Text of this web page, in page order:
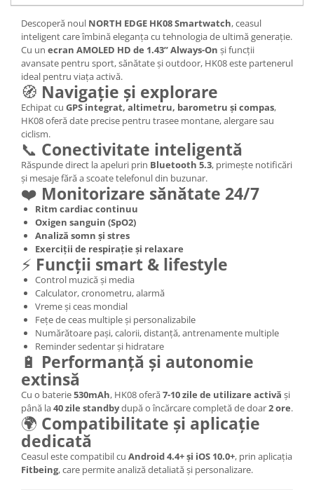
Descoperă noul NORTH EDGE HK08 Smartwatch, ceasul
inteligent care îmbină eleganța cu tehnologia de ultimă generație.
Cu un ecran AMOLED HD de 1.43’’ Always-On și funcții
avansate pentru sport, sănătate și outdoor, HK08 este partenerul
ideal pentru viața activă.
🧭 Navigație și explorare
Echipat cu GPS integrat, altimetru, barometru și compas,
HK08 oferă date precise pentru trasee montane, alergare sau
ciclism.
📞 Conectivitate inteligentă
Răspunde direct la apeluri prin Bluetooth 5.3, primește notificări
și mesaje fără a scoate telefonul din buzunar.
❤️ Monitorizare sănătate 24/7
Ritm cardiac continuu
Oxigen sanguin (SpO2)
Analiză somn și stres
Exerciții de respirație și relaxare
⚡ Funcții smart & lifestyle
Control muzică și media
Calculator, cronometru, alarmă
Vreme și ceas mondial
Fețe de ceas multiple și personalizabile
Numărătoare pași, calorii, distanță, antrenamente multiple
Reminder sedentar și hidratare
🔋 Performanță și autonomie
extinsă
Cu o baterie530mAh, HK08 oferă7-10 zile de utilizare activă și
până la40 zile standbydupă o încărcare completă de doar2 ore.
🌍 Compatibilitate și aplicație
dedicată
Ceasul este compatibil cu Android 4.4+ și iOS 10.0+, prin aplicația
Fitbeing, care permite analiză detaliată și personalizare.